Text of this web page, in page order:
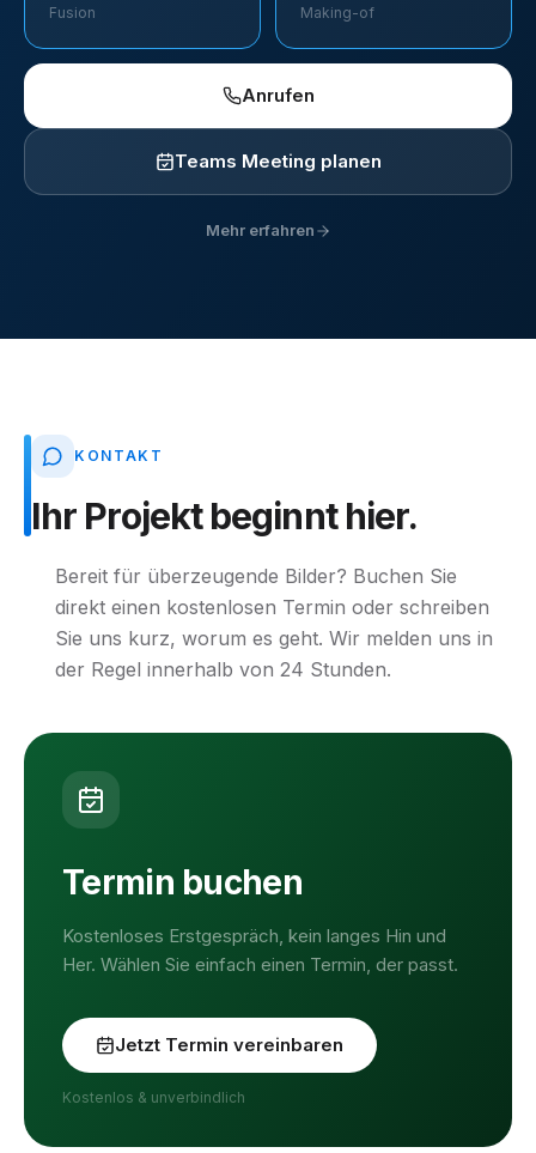
Fusion
Making-of
Anrufen
Teams Meeting planen
Mehr erfahren
KONTAKT
Ihr Projekt beginnt hier.
Bereit für überzeugende Bilder? Buchen Sie
direkt einen kostenlosen Termin oder schreiben
Sie uns kurz, worum es geht. Wir melden uns in
der Regel innerhalb von 24 Stunden.
Termin buchen
Kostenloses Erstgespräch, kein langes Hin und
Her. Wählen Sie einfach einen Termin, der passt.
Jetzt Termin vereinbaren
Kostenlos & unverbindlich